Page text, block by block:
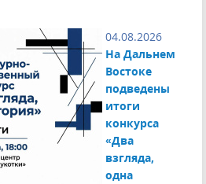
04.08.2026
На Дальнем
Востоке
подведены
итоги
конкурса
«Два
взгляда,
одна